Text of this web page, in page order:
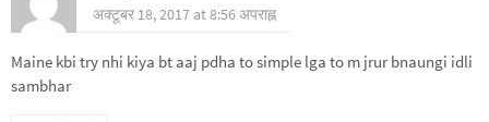
अक्टूबर 18, 2017 at 8:56 अपराह्न
Maine kbi try nhi kiya bt aaj pdha to simple lga to m jrur bnaungi idli
sambhar